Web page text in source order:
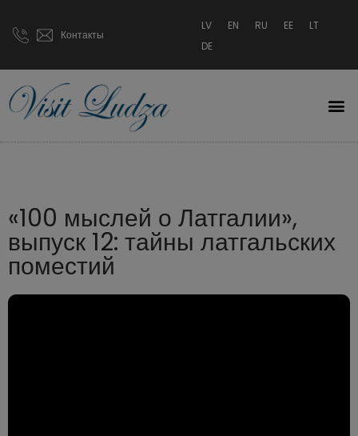
Контакты
LV EN RU EE
LT
DE
«100 мыслей о Латгалии»,
выпуск 12: тайны латгальских
поместий